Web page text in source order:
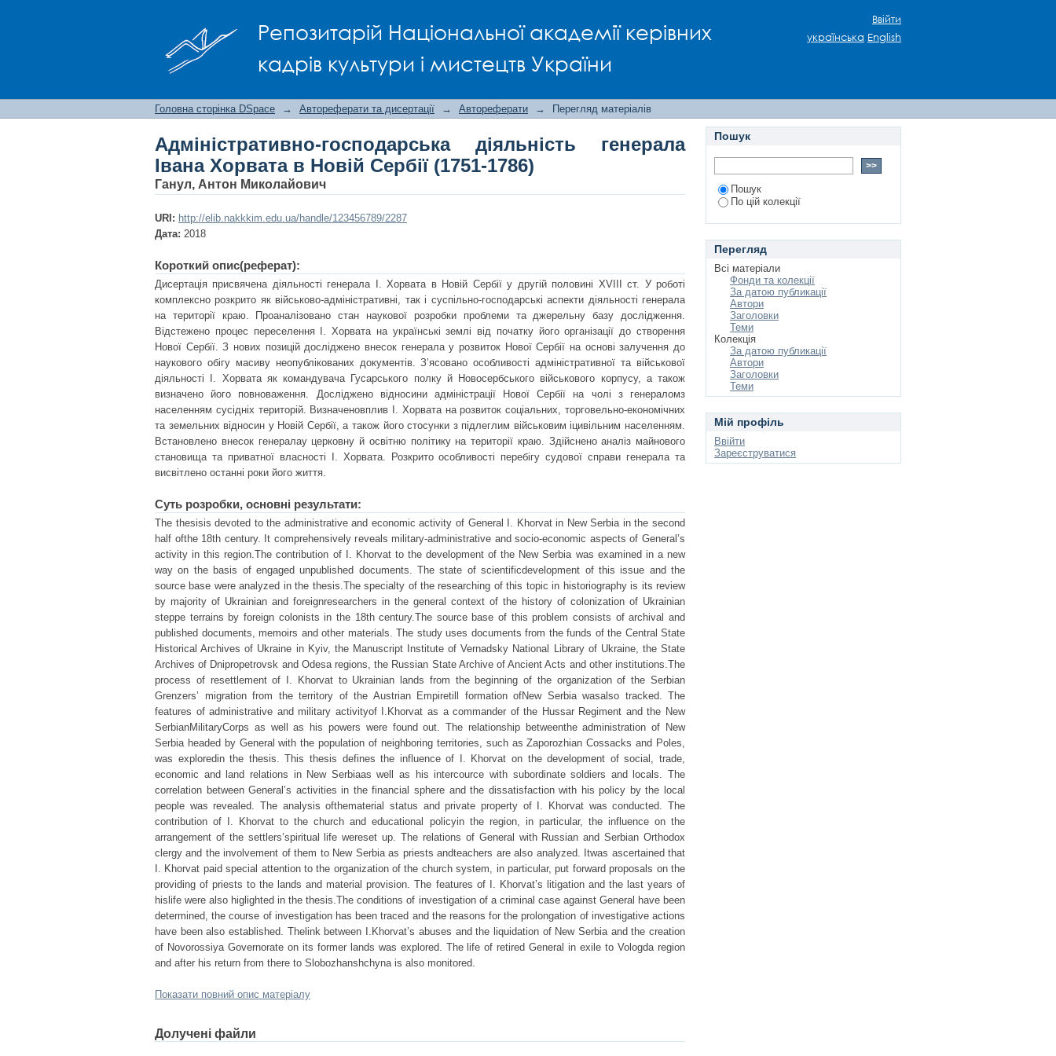
Репозитарій Національної академії керівних
кадрів культури і мистецтв України
Адміністративно-господарська діяльність генерала Івана Хорвата в Новій
Сербії (1751-1786)
Ввійти
українська English
Головна сторінка DSpace → Автореферати та дисертації → Автореферати → Перегляд матеріалів
Адміністративно-господарська діяльність генерала
Івана Хорвата в Новій Сербії (1751-1786)
Ганул, Антон Миколайович
URI: http://elib.nakkkim.edu.ua/handle/123456789/2287
Дата: 2018
Короткий опис(реферат):
Дисертація присвячена діяльності генерала І. Хорвата в Новій Сербії у другій половині XVIII ст. У роботі
комплексно розкрито як військово-адміністративні, так і суспільно-господарські аспекти діяльності генерала
на території краю. Проаналізовано стан наукової розробки проблеми та джерельну базу дослідження.
Відстежено процес переселення І. Хорвата на українські землі від початку його організації до створення
Нової Сербії. З нових позицій досліджено внесок генерала у розвиток Нової Сербії на основі залучення до
наукового обігу масиву неопублікованих документів. З’ясовано особливості адміністративної та військової
діяльності І. Хорвата як командувача Гусарського полку й Новосербського військового корпусу, а також
визначено його повноваження. Досліджено відносини адміністрації Нової Сербії на чолі з генераломз
населенням сусідніх територій. Визначеновплив І. Хорвата на розвиток соціальних, торговельно-економічних
та земельних відносин у Новій Сербії, а також його стосунки з підлеглим військовим іцивільним населенням.
Встановлено внесок генералау церковну й освітню політику на території краю. Здійснено аналіз майнового
становища та приватної власності І. Хорвата. Розкрито особливості перебігу судової справи генерала та
висвітлено останні роки його життя.
Суть розробки, основні результати:
The thesisis devoted to the administrative and economic activity of General I. Khorvat in New Serbia in the second
half ofthe 18th century. It comprehensively reveals military-administrative and socio-economic aspects of General’s
activity in this region.The contribution of I. Khorvat to the development of the New Serbia was examined in a new
way on the basis of engaged unpublished documents. The state of scientificdevelopment of this issue and the
source base were analyzed in the thesis.The specialty of the researching of this topic in historiography is its review
by majority of Ukrainian and foreignresearchers in the general context of the history of colonization of Ukrainian
steppe terrains by foreign colonists in the 18th century.The source base of this problem consists of archival and
published documents, memoirs and other materials. The study uses documents from the funds of the Central State
Historical Archives of Ukraine in Kyiv, the Manuscript Institute of Vernadsky National Library of Ukraine, the State
Archives of Dnipropetrovsk and Odesa regions, the Russian State Archive of Ancient Acts and other institutions.The
process of resettlement of I. Khorvat to Ukrainian lands from the beginning of the organization of the Serbian
Grenzers’ migration from the territory of the Austrian Empiretill formation ofNew Serbia wasalso tracked. The
features of administrative and military activityof I.Khorvat as a commander of the Hussar Regiment and the New
SerbianMilitaryCorps as well as his powers were found out. The relationship betweenthe administration of New
Serbia headed by General with the population of neighboring territories, such as Zaporozhian Cossacks and Poles,
was exploredin the thesis. This thesis defines the influence of I. Khorvat on the development of social, trade,
economic and land relations in New Serbiaas well as his intercource with subordinate soldiers and locals. The
correlation between General’s activities in the financial sphere and the dissatisfaction with his policy by the local
people was revealed. The analysis ofthematerial status and private property of I. Khorvat was conducted. The
contribution of I. Khorvat to the church and educational policyin the region, in particular, the influence on the
arrangement of the settlers’spiritual life wereset up. The relations of General with Russian and Serbian Orthodox
clergy and the involvement of them to New Serbia as priests andteachers are also analyzed. Itwas ascertained that
I. Khorvat paid special attention to the organization of the church system, in particular, put forward proposals on the
providing of priests to the lands and material provision. The features of I. Khorvat’s litigation and the last years of
hislife were also higlighted in the thesis.The conditions of investigation of a criminal case against General have been
determined, the course of investigation has been traced and the reasons for the prolongation of investigative actions
have been also established. Thelink between I.Khorvat’s abuses and the liquidation of New Serbia and the creation
of Novorossiya Governorate on its former lands was explored. The life of retired General in exile to Vologda region
and after his return from there to Slobozhanshchyna is also monitored.
Показати повний опис матеріалу
Долучені файли
Пошук
Пошук
По цій колекції
Перегляд
Всі матеріали
Фонди та колекції
За датою публикації
Автори
Заголовки
Теми
Колекція
За датою публикації
Автори
Заголовки
Теми
Мій профіль
Ввійти
Зареєструватися